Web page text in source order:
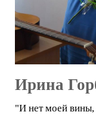
Ирина
"И нет моей